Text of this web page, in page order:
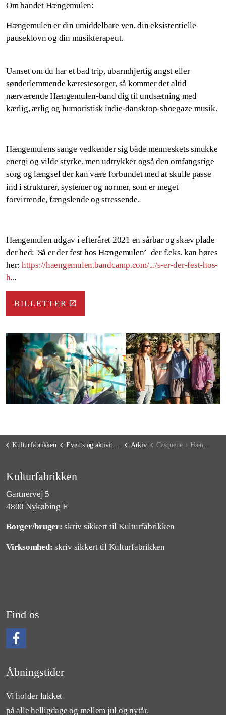
Om bandet Hængemulen:
Hængemulen er din umiddelbare ven, din eksistentielle
pauseklovn og din musikterapeut.
Uanset om du har et bad trip, ubarmhjertig angst eller
sønderlemmende kærestesorger, så kommer det altid
nærværende Hængemulen-band dig til undsætning med
kærlig, ærlig og humoristisk indie-dansktop-shoegaze musik.
Hængemulens sange vedkender sig både menneskets smukke
energi og vilde styrke, men udtrykker også den omfangsrige
sorg og længsel der kan være forbundet med at skulle passe
ind i strukturer, systemer og normer, som er meget
forvirrende, fængslende og stressende.
Hængemulen udgav i efteråret 2021 en sårbar og skæv plade
der hed: 'Så er der fest hos Hængemulen’ der f.eks. kan høres
her: https://haengemulen.bandcamp.com/.../s-er-der-fest-hos-
h...
BILLETTER
Kulturfabrikken Events og aktiviteter Arkiv Casquette + Hængemulen
Kulturfabrikken
Gartnervej 5
4800 Nykøbing F
Borger/bruger: skriv sikkert til Kulturfabrikken
Virksomhed: skriv sikkert til Kulturfabrikken
Find os
Åbningstider
Vi holder lukket
på alle helligdage og mellem jul og nytår.